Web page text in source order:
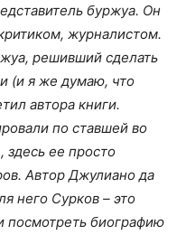
буржуа. Он
журналистом.
решивший сделать
(и я же думаю, что
автора книги.
по ставшей во
ее просто
Автор Джулиано да
него Сурков – это
посмотреть биографию